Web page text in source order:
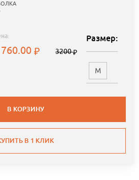
3200
Размер:
M
В КОРЗИНУ
В 1 КЛИК